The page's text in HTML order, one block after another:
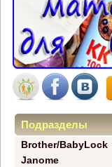
Подразделы
Brother/BabyLock
Janome